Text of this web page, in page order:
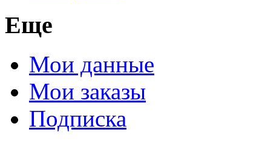
Еще
Мои данные
Мои заказы
Подписка